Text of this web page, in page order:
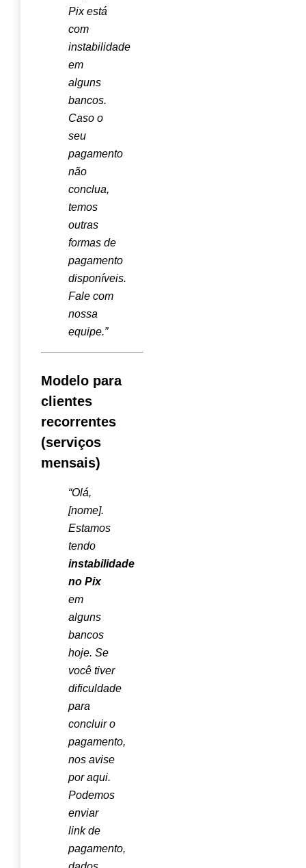
Pix está
com
instabilidade
em
alguns
bancos.
Caso o
seu
pagamento
não
conclua,
temos
outras
formas de
pagamento
disponíveis.
Fale com
nossa
equipe.”
Modelo para
clientes
recorrentes
(serviços
mensais)
“Olá,
[nome].
Estamos
tendo
instabilidade
no Pix
em
alguns
bancos
hoje. Se
você tiver
dificuldade
para
concluir o
pagamento,
nos avise
por aqui.
Podemos
enviar
link de
pagamento,